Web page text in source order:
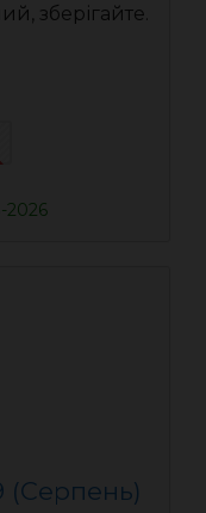
зберігайте.
2026
(Серпень)